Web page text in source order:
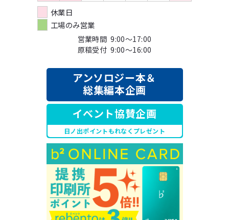
休業日
工場のみ営業
営業時間 9:00～17:00
原稿受付 9:00～16:00
アンソロジー本＆
総集編本企画
イベント協賛企画
日ノ出ポイントもれなくプレゼント